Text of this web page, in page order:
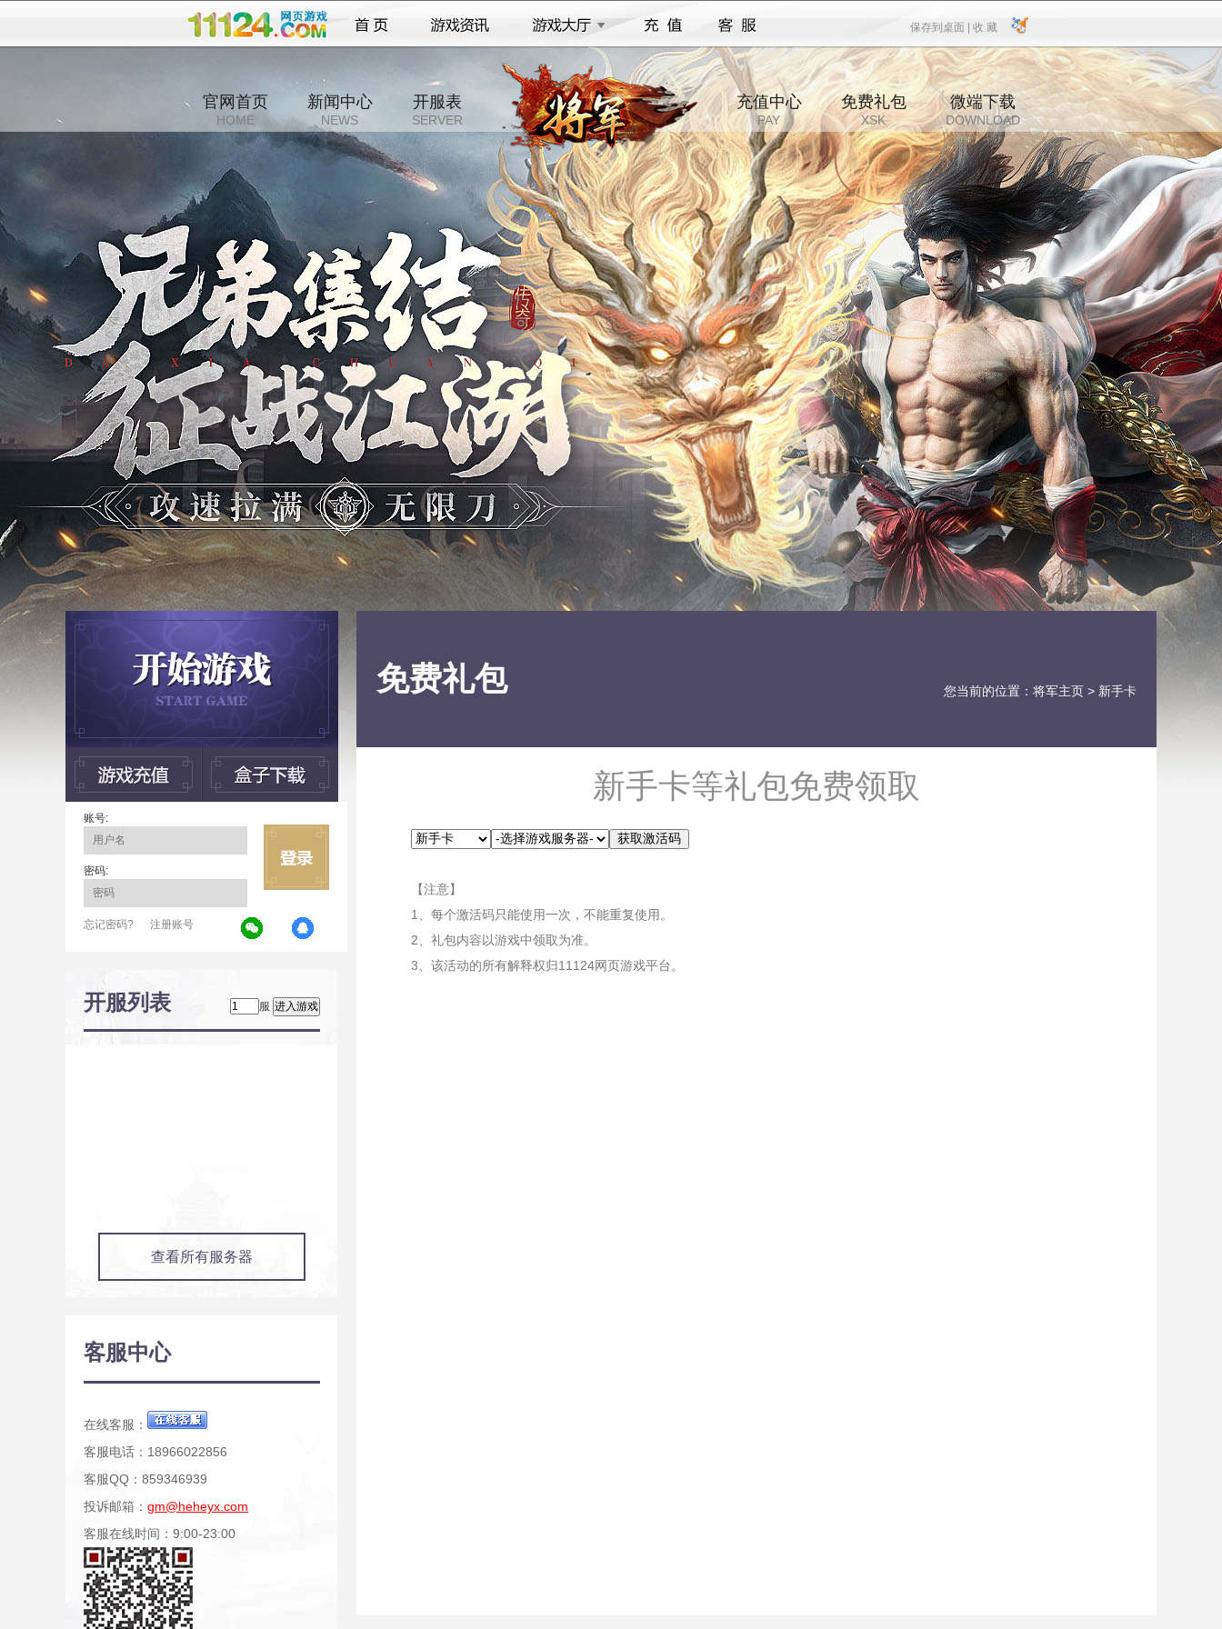
保存到桌面 |
保存到桌面 收 藏
收 藏
官网首页
HOME
新闻中心
NEWS
开服表
SERVER
充值中心
PAY
免费礼包
XSK
微端下载
DOWNLOAD
账号:
密码:
忘记密码? 注册账号
开服列表 服
查看所有服务器
客服中心
在线客服：
客服电话：18966022856
客服QQ：859346939
投诉邮箱： gm@heheyx.com
客服在线时间：9:00-23:00
免费礼包 您当前的位置： 将军主页 > 新手卡
新手卡等礼包免费领取
【注意】
1、每个激活码只能使用一次，不能重复使用。
2、礼包内容以游戏中领取为准。
3、该活动的所有解释权归11124网页游戏平台。